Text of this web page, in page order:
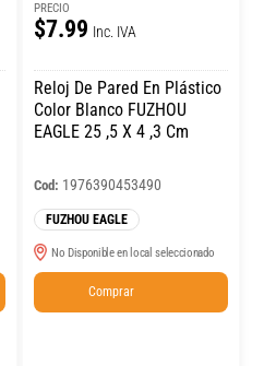
PRECIO
$7.99 Inc. IVA
Reloj De Pared En Plástico
Color Blanco FUZHOU
EAGLE 25 ,5 X 4 ,3 Cm
Cod: 1976390453490
FUZHOU EAGLE
No Disponible en local seleccionado
Comprar